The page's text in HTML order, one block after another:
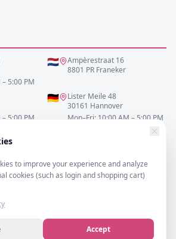
to improve your experience and analyze
cookies (such as login and shopping cart)
Accept
5:00 PM
🇳🇱
Ampèrestraat 16
8801 PR Franeker
5:00 PM
🇩🇪
Lister Meile 48
30161 Hannover
Mon–Fri: 10:00 AM – 5:00 PM
resofa.com | All rights reserved.